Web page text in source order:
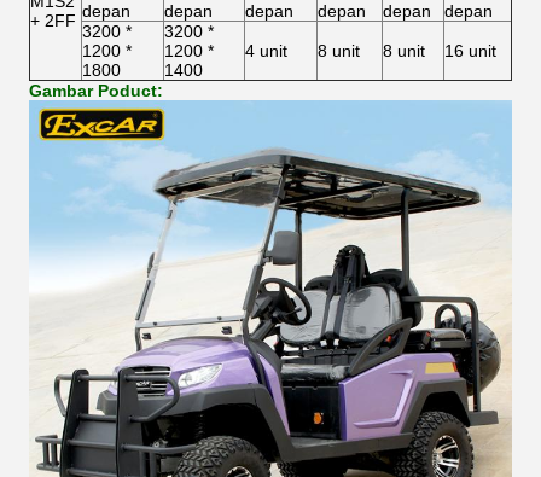
+ 2FF depan
depan
depan
depan
depan
depan
3200 *
1200 *
1800
3200 *
1200 *
1400
4 unit 8 unit 8 unit 16 unit
Gambar Poduct: